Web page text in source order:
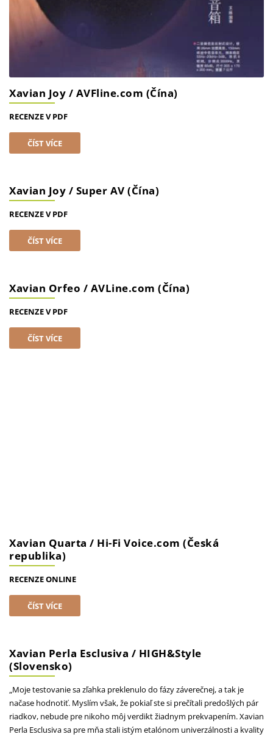
Xavian Joy / AVFline.com (Čína)
RECENZE V PDF
ČÍST VÍCE
Xavian Joy / Super AV (Čína)
RECENZE V PDF
ČÍST VÍCE
Xavian Orfeo / AVLine.com (Čína)
RECENZE V PDF
ČÍST VÍCE
Xavian Quarta / Hi-Fi Voice.com (Česká
republika)
RECENZE ONLINE
ČÍST VÍCE
Xavian Perla Esclusiva / HIGH&Style
(Slovensko)
„Moje testovanie sa zľahka preklenulo do fázy záverečnej, a tak je
načase hodnotiť. Myslím však, že pokiaľ ste si prečítali predošlých pár
riadkov, nebude pre nikoho môj verdikt žiadnym prekvapením. Xavian
Perla Esclusiva sa pre mňa stali istým etalónom univerzálnosti a kvality